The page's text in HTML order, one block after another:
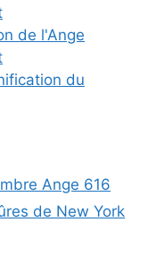
de l'Ange
du
Ange 616
de New York